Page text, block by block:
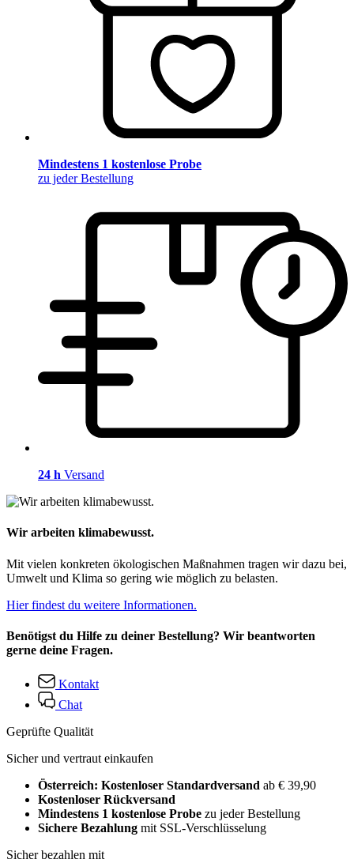
Mindestens 1 kostenlose Probe
zu jeder Bestellung
24 h Versand
Wir arbeiten klimabewusst.
Mit vielen konkreten ökologischen Maßnahmen tragen wir dazu bei,
Umwelt und Klima so gering wie möglich zu belasten.
Hier findest du weitere Informationen.
Benötigst du Hilfe zu deiner Bestellung? Wir beantworten
gerne deine Fragen.
Kontakt
Chat
Geprüfte Qualität
Sicher und vertraut einkaufen
Österreich: Kostenloser Standardversand ab € 39,90
Kostenloser Rückversand
Mindestens 1 kostenlose Probe zu jeder Bestellung
Sichere Bezahlung mit SSL-Verschlüsselung
Sicher bezahlen mit